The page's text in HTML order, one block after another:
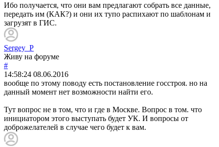
Ибо получается, что они вам предлагают собрать все данные,
передать им (КАК?) и они их тупо распихают по шаблонам и
загрузят в ГИС.
Sergey_P
Живу на форуме
#
14:58:24 08.06.2016
вообще по этому поводу есть постановление госстроя. но на
данный момент нет возможности найти его.
Тут вопрос не в том, что и где в Москве. Вопрос в том. что
инициатором этого выступать будет УК. И вопросы от
доброжелателей в случае чего будет к вам.